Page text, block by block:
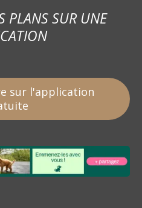
PLANS SUR UNE
sur l'application